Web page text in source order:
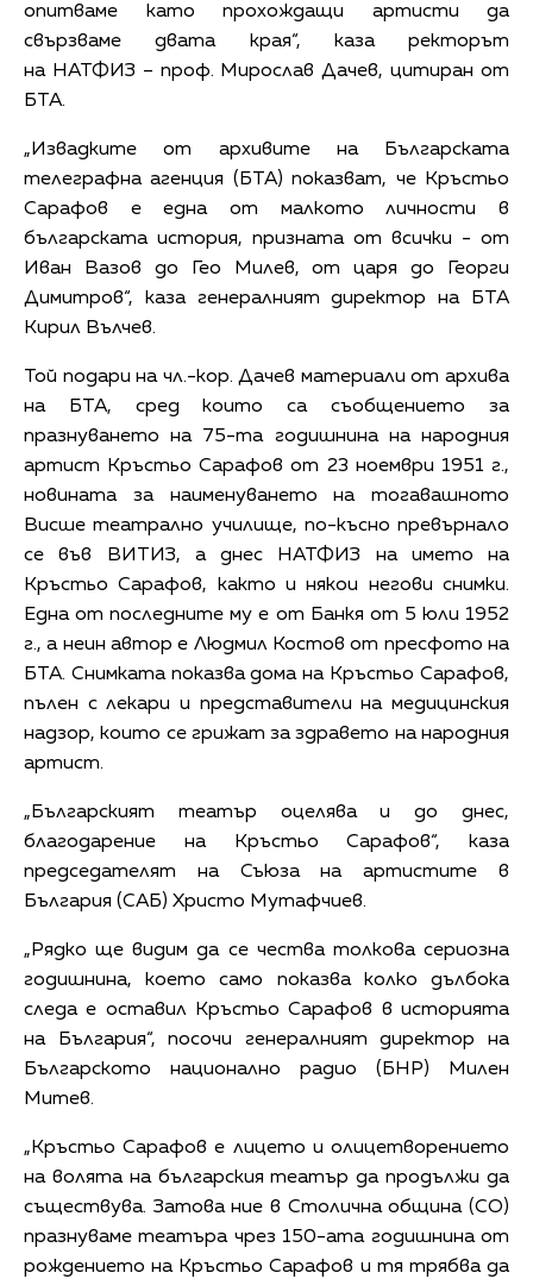
опитваме като прохождащи артисти да
свързваме двата края“, каза ректорът
на НАТФИЗ – проф. Мирослав Дачев, цитиран от
БТА.
„Извадките от архивите на Българската
телеграфна агенция (БТА) показват, че Кръстьо
Сарафов е една от малкото личности в
българската история, призната от всички - от
Иван Вазов до Гео Милев, от царя до Георги
Димитров“, каза генералният директор на БТА
Кирил Вълчев.
Той подари на чл.-кор. Дачев материали от архива
на БТА, сред които са съобщението за
празнуването на 75-та годишнина на народния
артист Кръстьо Сарафов от 23 ноември 1951 г.,
новината за наименуването на тогавашното
Висше театрално училище, по-късно превърнало
се във ВИТИЗ, а днес
НАТФИЗ на името на
Кръстьо Сарафов, както и някои негови снимки.
Една от последните му е от Банкя от 5 юли 1952
г., а неин автор е Людмил Костов от пресфото на
БТА. Снимката показва дома на Кръстьо Сарафов,
пълен с лекари и представители на медицинския
надзор, които се грижат за здравето на народния
артист.
„Българският театър оцелява и до днес,
благодарение на Кръстьо Сарафов“, каза
председателят на Съюза на артистите в
България (САБ) Христо Мутафчиев.
„Рядко ще видим да се чества толкова сериозна
годишнина, което само показва колко дълбока
следа е оставил Кръстьо Сарафов в историята
на България“, посочи генералният директор на
Българското национално радио (БНР) Милен
Митев.
„Кръстьо Сарафов е лицето и олицетворението
на волята на българския театър да продължи да
съществува. Затова ние в Столична община (СО)
празнуваме театъра чрез 150-ата годишнина от
рождението на Кръстьо Сарафов и тя трябва да